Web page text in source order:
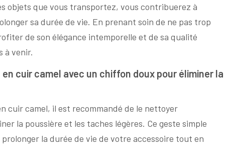
objets que vous transportez, vous contribuerez à
sa durée de vie. En prenant soin de ne pas trop
de son élégance intemporelle et de sa qualité
à venir.
cuir camel avec un chiffon doux pour éliminer la
cuir camel, il est recommandé de le nettoyer
la poussière et les taches légères. Ce geste simple
la durée de vie de votre accessoire tout en